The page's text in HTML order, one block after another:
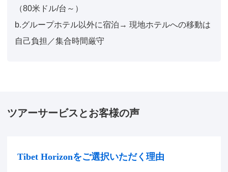
（80米ドル/台～）
b.グループホテル以外に宿泊→ 現地ホテルへの移動は
自己負担／集合時間厳守
ツアーサービスとお客様の声
Tibet Horizonをご選択いただく理由